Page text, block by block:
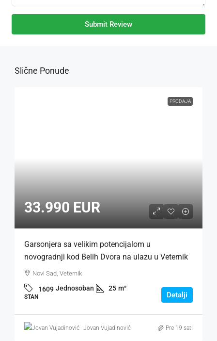
Submit Review
Slične Ponude
PRODAJA
33.990 EUR
Garsonjera sa velikim potencijalom u
novogradnji kod Belih Dvora na ulazu u Veternik
Novi Sad, Veternik
1609 Jednosoban 25 m²
STAN Detalji
Jovan Vujadinović Pre 19 sati